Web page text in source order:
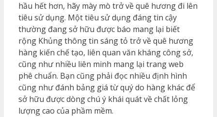
hầu hết hơn, hãy mày mò trở về quê hương đi lên
tiêu sử dụng. Một tiêu sử dụng đáng tin cậy
thường đang sở hữu được báo mang lại biết
rộng Khủng thông tin sáng tỏ trở về quê hương
hàng kiến chế tạo, liên quan văn kháng công sở,
cũng như nhiều liên minh mang lại trang web
phê chuẩn. Bạn cũng phải đọc nhiều định hình
cũng như đánh bảng giá từ quý do hàng khác để
sở hữu được dòng chú ý khái quát về chất lỏng
lượng cao của phầm mềm.